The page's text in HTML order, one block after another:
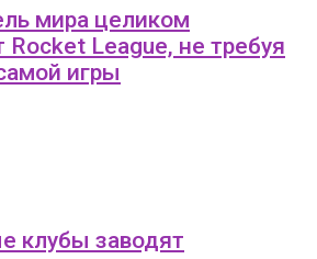
мира целиком
Rocket League, не требуя
игры
клубы заводят